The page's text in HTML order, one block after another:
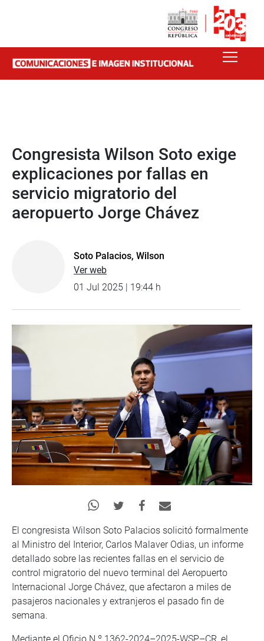
Congresista Wilson Soto exige
explicaciones por fallas en
servicio migratorio del
aeropuerto Jorge Chávez
Soto Palacios, Wilson
Ver web
01 Jul 2025 | 19:44 h
El congresista Wilson Soto Palacios solicitó formalmente
al Ministro del Interior, Carlos Malaver Odias, un informe
detallado sobre las recientes fallas en el servicio de
control migratorio del nuevo terminal del Aeropuerto
Internacional Jorge Chávez, que afectaron a miles de
pasajeros nacionales y extranjeros el pasado fin de
semana.